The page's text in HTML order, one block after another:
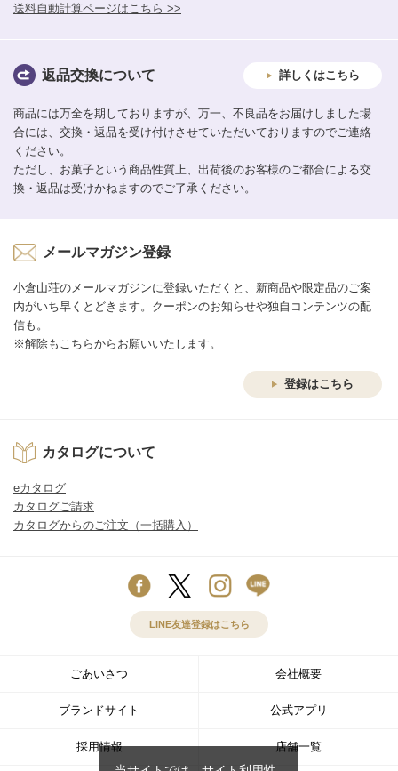
送料自動計算ページはこちら >>
返品交換について 詳しくはこちら
商品には万全を期しておりますが、万一、不良品をお届けしました場
合には、交換・返品を受け付けさせていただいておりますのでご連絡
ください。
ただし、お菓子という商品性質上、出荷後のお客様のご都合による交
換・返品は受けかねますのでご了承ください。
メールマガジン登録
小倉山荘のメールマガジンに登録いただくと、新商品や限定品のご案
内がいち早くとどきます。クーポンのお知らせや独自コンテンツの配
信も。
※解除もこちらからお願いいたします。
登録はこちら
カタログについて
eカタログ
カタログご請求
カタログからのご注文（一括購入）
LINE友達登録はこちら
ごあいさつ 会社概要
ブランドサイト 公式アプリ
採用情報 店舗一覧